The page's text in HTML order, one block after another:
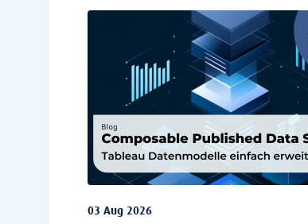
03 Aug 2026